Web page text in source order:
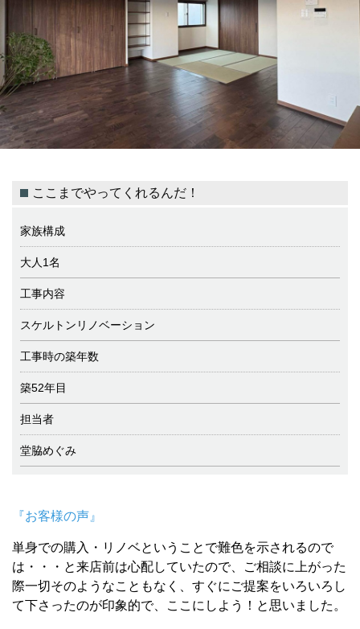
ここまでやってくれるんだ！
家族構成
大人1名
工事内容
スケルトンリノベーション
工事時の築年数
築52年目
担当者
堂脇めぐみ
『お客様の声』
単身での購入・リノベということで難色を示されるので
は・・・と来店前は心配していたので、ご相談に上がった
際一切そのようなこともなく、すぐにご提案をいろいろし
て下さったのが印象的で、ここにしよう！と思いました。